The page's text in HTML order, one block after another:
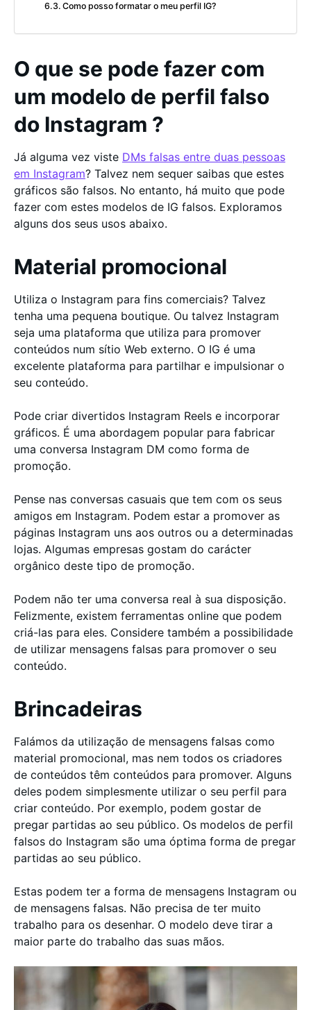
Como posso formatar o meu perfil IG?
O que se pode fazer com
um modelo de perfil falso
do Instagram ?
Já alguma vez viste DMs falsas entre duas pessoas
em Instagram? Talvez nem sequer saibas que estes
gráficos são falsos. No entanto, há muito que pode
fazer com estes modelos de IG falsos. Exploramos
alguns dos seus usos abaixo.
Material promocional
Utiliza o Instagram para fins comerciais? Talvez
tenha uma pequena boutique. Ou talvez Instagram
seja uma plataforma que utiliza para promover
conteúdos num sítio Web externo. O IG é uma
excelente plataforma para partilhar e impulsionar o
seu conteúdo.
Pode criar divertidos Instagram Reels e incorporar
gráficos. É uma abordagem popular para fabricar
uma conversa Instagram DM como forma de
promoção.
Pense nas conversas casuais que tem com os seus
amigos em Instagram. Podem estar a promover as
páginas Instagram uns aos outros ou a determinadas
lojas. Algumas empresas gostam do carácter
orgânico deste tipo de promoção.
Podem não ter uma conversa real à sua disposição.
Felizmente, existem ferramentas online que podem
criá-las para eles. Considere também a possibilidade
de utilizar mensagens falsas para promover o seu
conteúdo.
Brincadeiras
Falámos da utilização de mensagens falsas como
material promocional, mas nem todos os criadores
de conteúdos têm conteúdos para promover. Alguns
deles podem simplesmente utilizar o seu perfil para
criar conteúdo. Por exemplo, podem gostar de
pregar partidas ao seu público. Os modelos de perfil
falsos do Instagram são uma óptima forma de pregar
partidas ao seu público.
Estas podem ter a forma de mensagens Instagram ou
de mensagens falsas. Não precisa de ter muito
trabalho para os desenhar. O modelo deve tirar a
maior parte do trabalho das suas mãos.